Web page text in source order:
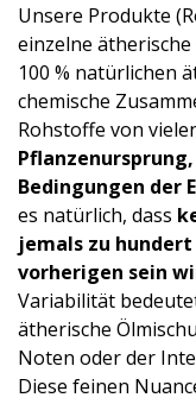
Unsere Produkte
einzelne
100 % natürlichen
chemische
Rohstoffe von
Bedingungen der
es natürlich, dass
jemals zu
vorherigen sein
Variabilität
ätherische
Noten oder der
Diese feinen